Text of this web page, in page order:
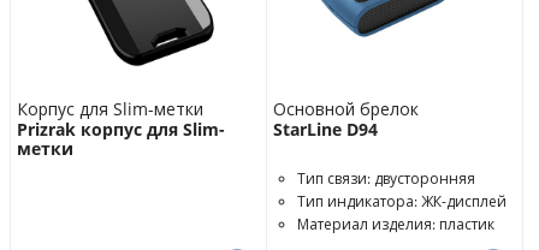
Корпус для Slim-метки
Prizrak корпус для Slim-
метки
Основной брелок
StarLine D94
Тип связи: двусторонняя
Тип индикатора: ЖК-дисплей
Материал изделия: пластик